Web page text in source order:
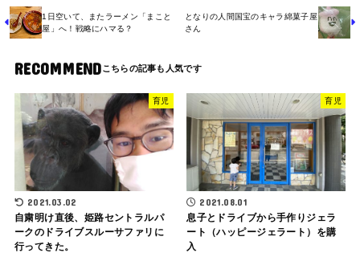
1日空いて、またラーメン「まこと
屋」へ！戦略にハマる？
となりの人間国宝のキャラ綿菓子屋
さん
RECOMMEND
育児
2021.03.02
自粛明け直後、姫路セントラルパ
ークのドライブスルーサファリに
行ってきた。
育児
2021.08.01
息子とドライブから手作りジェラ
ート（ハッピージェラート）を購
入